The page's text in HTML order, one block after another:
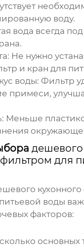
воду.
вода всегда
Не нужно
и кран для
воды: Фильтр
примеси,
Меньше
дешевого
для
воды
факторов:
основных